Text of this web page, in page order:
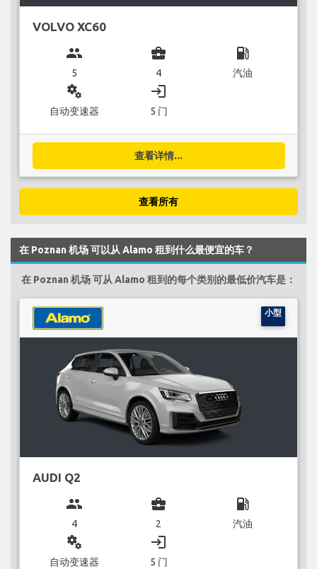
VOLVO XC60
group
5
business_center
4
local_gas_station
汽油
miscellaneous_services
自动变速器
login
5 门
查看详情...
查看所有
在 Poznan 机场 可以从 Alamo 租到什么最便宜的车？
在 Poznan 机场 可从 Alamo 租到的每个类别的最低价汽车是：
小型
AUDI Q2
group
4
business_center
2
local_gas_station
汽油
miscellaneous_services
自动变速器
login
5 门